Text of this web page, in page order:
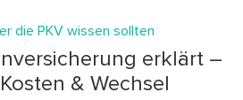
die PKV wissen sollten
erklärt –
& Wechsel